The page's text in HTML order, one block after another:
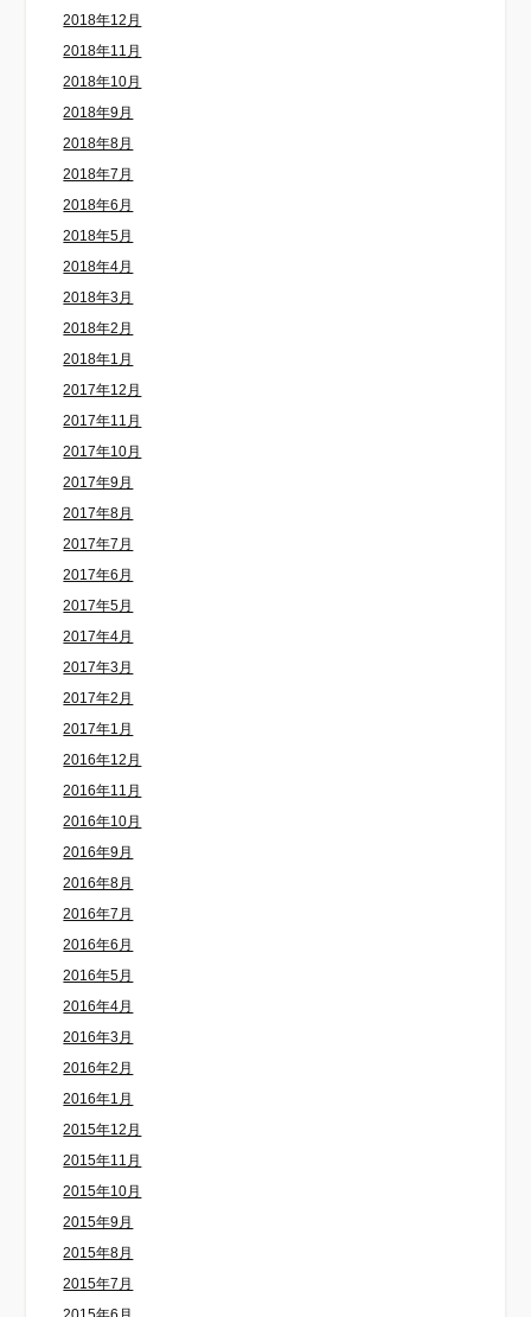
2018年12月
2018年11月
2018年10月
2018年9月
2018年8月
2018年7月
2018年6月
2018年5月
2018年4月
2018年3月
2018年2月
2018年1月
2017年12月
2017年11月
2017年10月
2017年9月
2017年8月
2017年7月
2017年6月
2017年5月
2017年4月
2017年3月
2017年2月
2017年1月
2016年12月
2016年11月
2016年10月
2016年9月
2016年8月
2016年7月
2016年6月
2016年5月
2016年4月
2016年3月
2016年2月
2016年1月
2015年12月
2015年11月
2015年10月
2015年9月
2015年8月
2015年7月